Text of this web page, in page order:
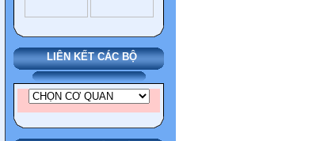
LIÊN KẾT CÁC BỘ